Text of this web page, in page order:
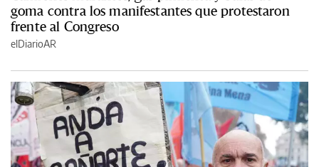
goma contra los manifestantes que protestaron
frente al Congreso
elDiarioAR